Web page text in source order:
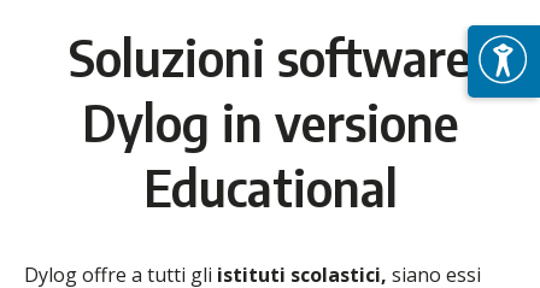
Soluzioni software
Dylog in versione
Educational
Dylog offre a tutti gli istituti scolastici, siano essi